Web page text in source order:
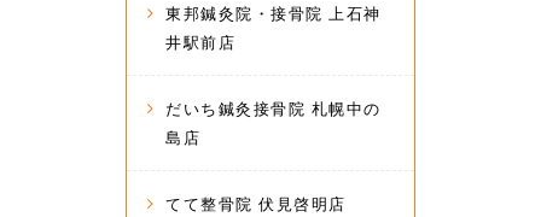
東邦鍼灸院・接骨院 上石神
井駅前店
だいち鍼灸接骨院 札幌中の
島店
てて整骨院 伏見啓明店